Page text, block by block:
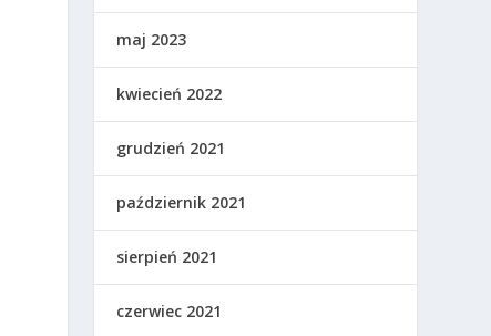
maj 2023
kwiecień 2022
grudzień 2021
październik 2021
sierpień 2021
czerwiec 2021